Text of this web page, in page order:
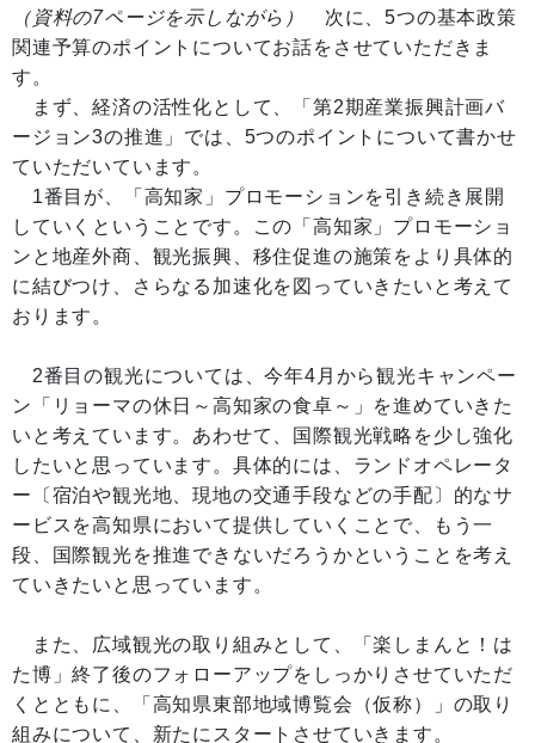
（資料の7ページを示しながら）
次に、5つの基本政策
関連予算のポイントについてお話をさせていただきま
す。
まず、経済の活性化として、「第2期産業振興計画バ
ージョン3の推進」では、5つのポイントについて書かせ
ていただいています。
1番目が、「高知家」プロモーションを引き続き展開
していくということです。この「高知家」プロモーショ
ンと地産外商、観光振興、移住促進の施策をより具体的
に結びつけ、さらなる加速化を図っていきたいと考えて
おります。
2番目の観光については、今年4月から観光キャンペー
ン「リョーマの休日～高知家の食卓～」を進めていきた
いと考えています。あわせて、国際観光戦略を少し強化
したいと思っています。具体的には、ランドオペレータ
ー〔宿泊や観光地、現地の交通手段などの手配〕的なサ
ービスを高知県において提供していくことで、もう一
段、国際観光を推進できないだろうかということを考え
ていきたいと思っています。
また、広域観光の取り組みとして、「楽しまんと！は
た博」終了後のフォローアップをしっかりさせていただ
くとともに、「高知県東部地域博覧会（仮称）」の取り
組みについて、新たにスタートさせていきます。